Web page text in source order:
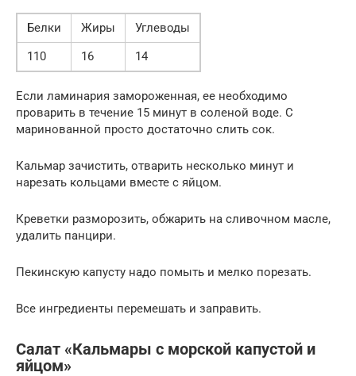
Белки Жиры
Углеводы
110
16 14
Если ламинария замороженная, ее необходимо
проварить в течение 15 минут в соленой воде. С
маринованной просто достаточно слить сок.
Кальмар зачистить, отварить несколько минут и
нарезать кольцами вместе с яйцом.
Креветки разморозить, обжарить на сливочном масле,
удалить панцири.
Пекинскую капусту надо помыть и мелко порезать.
Все ингредиенты перемешать и заправить.
Салат «Кальмары с морской капустой и
яйцом»